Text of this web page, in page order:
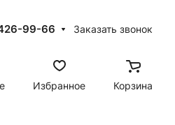
99-66 Заказать звонок
Избранное Корзина